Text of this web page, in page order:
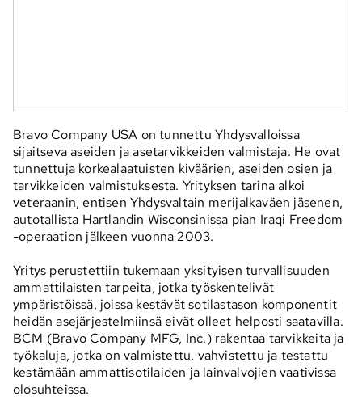
Bravo Company USA on tunnettu Yhdysvalloissa
sijaitseva aseiden ja asetarvikkeiden valmistaja. He ovat
tunnettuja korkealaatuisten kiväärien, aseiden osien ja
tarvikkeiden valmistuksesta. Yrityksen tarina alkoi
veteraanin, entisen Yhdysvaltain merijalkaväen jäsenen,
autotallista Hartlandin Wisconsinissa pian Iraqi Freedom
-operaation jälkeen vuonna 2003.
Yritys perustettiin tukemaan yksityisen turvallisuuden
ammattilaisten tarpeita, jotka työskentelivät
ympäristöissä, joissa kestävät sotilastason komponentit
heidän asejärjestelmiinsä eivät olleet helposti saatavilla.
BCM (Bravo Company MFG, Inc.) rakentaa tarvikkeita ja
työkaluja, jotka on valmistettu, vahvistettu ja testattu
kestämään ammattisotilaiden ja lainvalvojien vaativissa
olosuhteissa.